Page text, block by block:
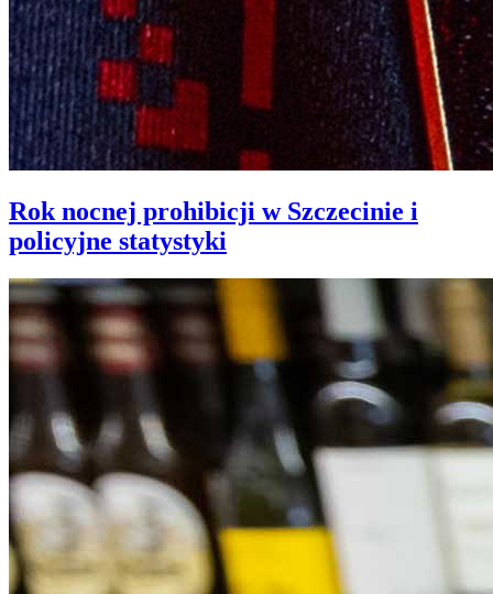
Rok nocnej prohibicji w Szczecinie i
policyjne statystyki